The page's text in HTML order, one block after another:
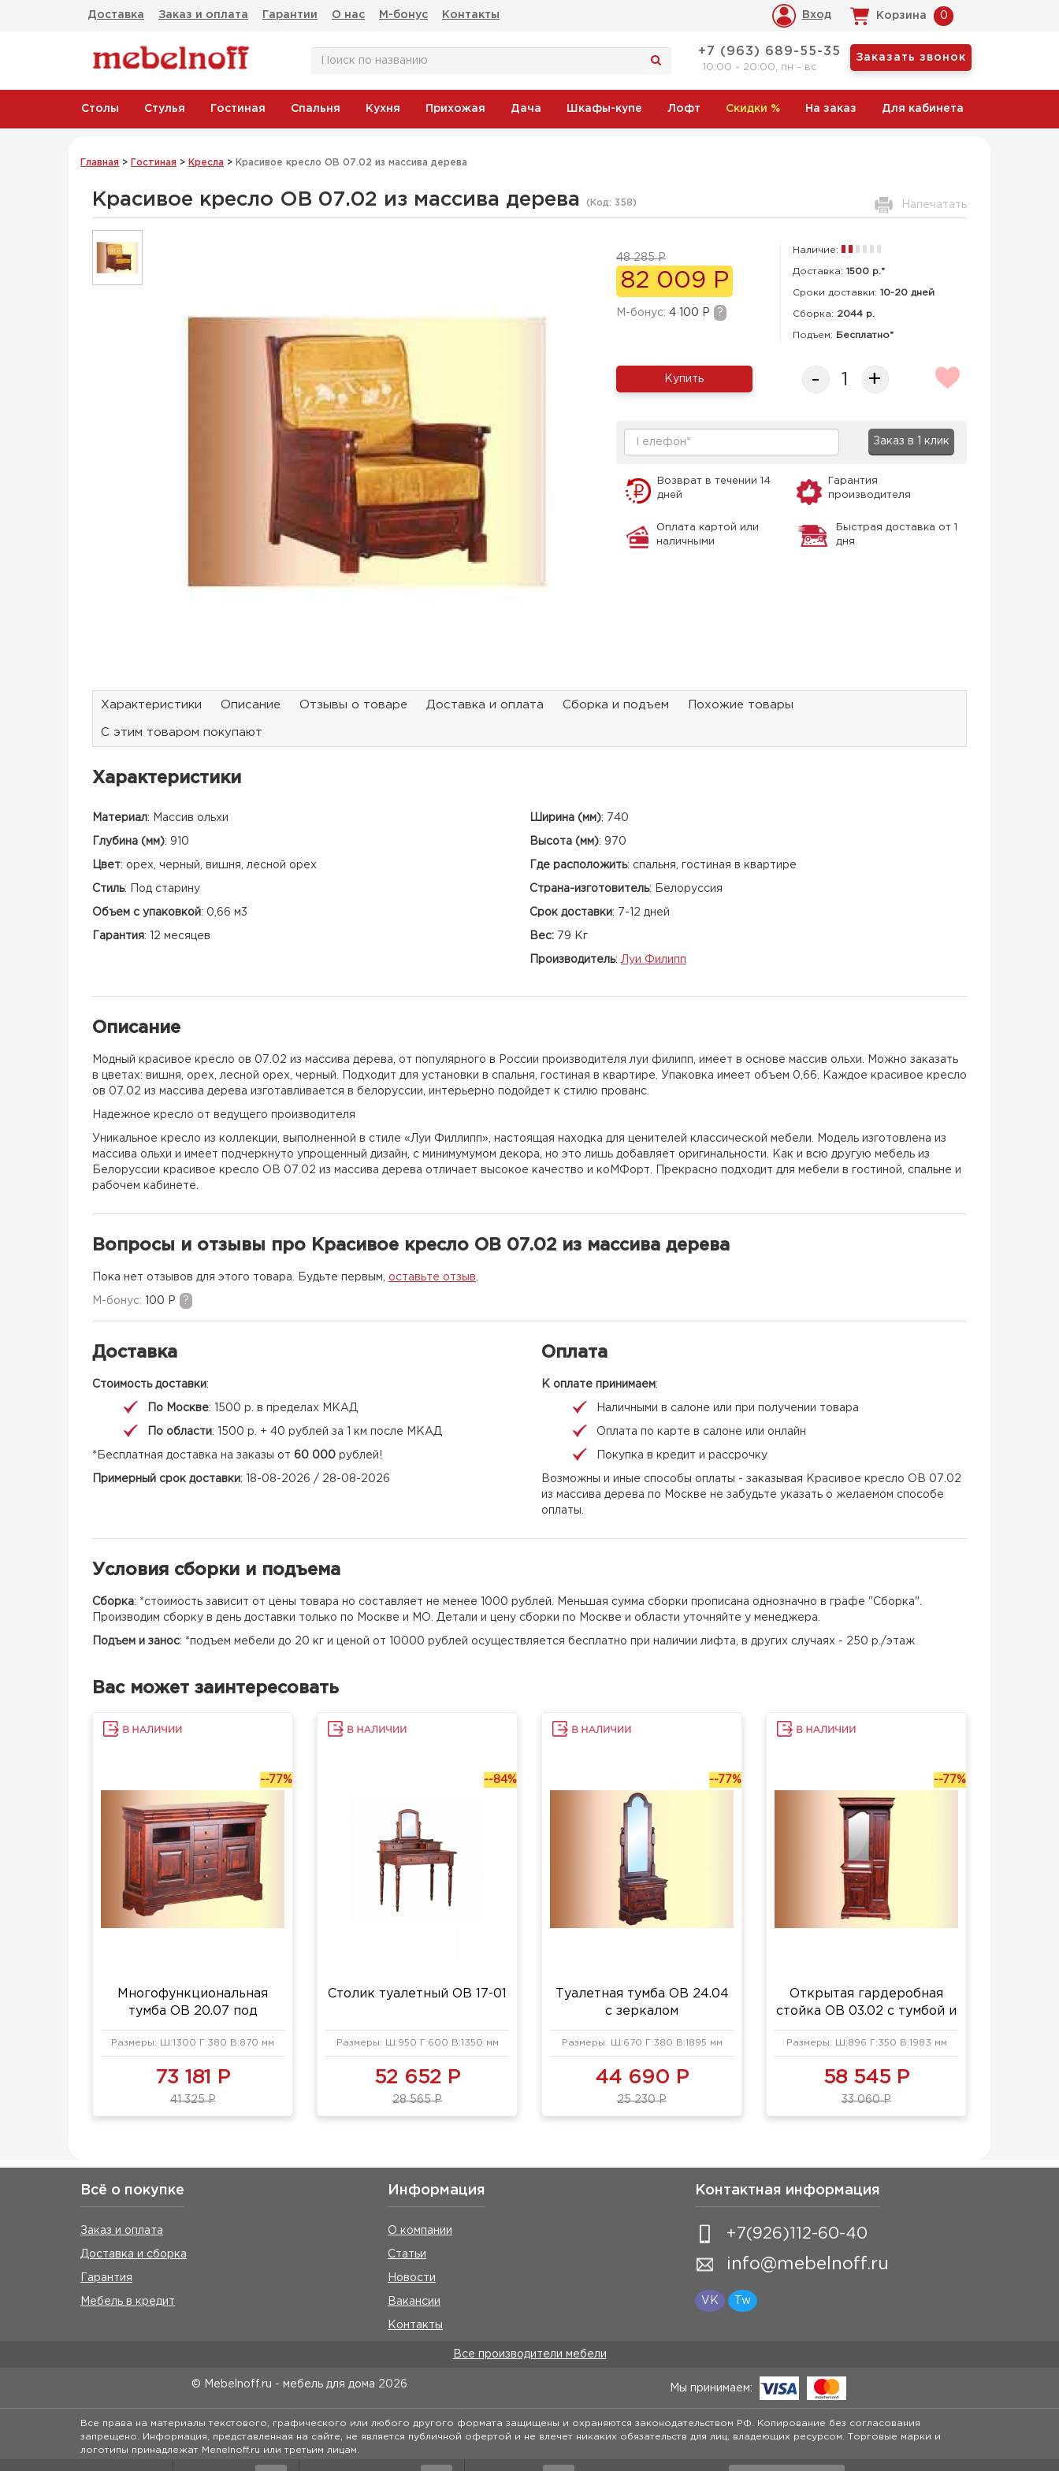
Доставка Заказ и оплата Гарантии О нас М-бонус Контакты Вход Корзина 0
+7 (963) 689-55-35
10:00 - 20:00, пн - вс
Заказать звонок
Столы Стулья Гостиная Спальня Кухня Прихожая Дача Шкафы-купе Лофт Скидки % На заказ Для кабинета
Главная > Гостиная > Кресла > Красивое кресло ОВ 07.02 из массива дерева
Красивое кресло ОВ 07.02 из массива дерева (Код: 358) Напечатать
48 285 Р
82 009 Р
M-бонус: 4 100 Р ?
Наличие:
Доставка: 1500 р.*
Сроки доставки: 10-20 дней
Сборка: 2044 р.
Подъем: Бесплатно*
Купить - +
Заказ в 1 клик
Возврат в течении 14
дней
Гарантия
производителя
Оплата картой или
наличными
Быстрая доставка от 1
дня
Характеристики Описание Отзывы о товаре Доставка и оплата Сборка и подъем Похожие товары
С этим товаром покупают
Характеристики
Материал: Массив ольхи Ширина (мм): 740
Глубина (мм): 910 Высота (мм): 970
Цвет: орех, черный, вишня, лесной орех Где расположить: спальня, гостиная в квартире
Стиль: Под старину Страна-изготовитель: Белоруссия
Объем с упаковкой: 0,66 м3 Срок доставки: 7-12 дней
Гарантия: 12 месяцев Вес: 79 Кг
Производитель: Луи Филипп
Описание
Модный красивое кресло ов 07.02 из массива дерева, от популярного в России производителя луи филипп, имеет в основе массив ольхи. Можно заказать
в цветах: вишня, орех, лесной орех, черный. Подходит для установки в спальня, гостиная в квартире. Упаковка имеет объем 0,66. Каждое красивое кресло
ов 07.02 из массива дерева изготавливается в белоруссии, интерьерно подойдет к стилю прованс.
Надежное кресло от ведущего производителя
Уникальное кресло из коллекции, выполненной в стиле «Луи Филлипп», настоящая находка для ценителей классической мебели. Модель изготовлена из
массива ольхи и имеет подчеркнуто упрощенный дизайн, с минимумумом декора, но это лишь добавляет оригинальности. Как и всю другую мебель из
Белоруссии красивое кресло ОВ 07.02 из массива дерева отличает высокое качество и коМФорт. Прекрасно подходит для мебели в гостиной, спальне и
рабочем кабинете.
Вопросы и отзывы про Красивое кресло ОВ 07.02 из массива дерева
Пока нет отзывов для этого товара. Будьте первым, оставьте отзыв
M-бонус: 100 Р ?
Доставка
Стоимость доставки:
По Москве: 1500 р. в пределах МКАД
По области: 1500 р. + 40 рублей за 1 км после МКАД
*Бесплатная доставка на заказы от 60 000 рублей!
Примерный срок доставки: 18-08-2026 / 28-08-2026
Оплата
К оплате принимаем:
Наличными в салоне или при получении товара
Оплата по карте в салоне или онлайн
Покупка в кредит и рассрочку
Возможны и иные способы оплаты - заказывая Красивое кресло ОВ 07.02
из массива дерева по Москве не забудьте указать о желаемом способе
оплаты.
Условия сборки и подъема
Сборка: *стоимость зависит от цены товара но составляет не менее 1000 рублей. Меньшая сумма сборки прописана однозначно в графе "Сборка".
Производим сборку в день доставки только по Москве и МО. Детали и цену сборки по Москве и области уточняйте у менеджера.
Подъем и занос: *подъем мебели до 20 кг и ценой от 10000 рублей осуществляется бесплатно при наличии лифта, в других случаях - 250 р./этаж
Вас может заинтересовать
--77%
Многофункциональная
тумба ОВ 20.07 под
телевизор
Размеры: Ш:1300 Г:380 В:870 мм
73 181 Р
41 325 Р
--84%
Столик туалетный ОВ 17-01
Размеры: Ш:950 Г:600 В:1350 мм
52 652 Р
28 565 Р
--77%
Туалетная тумба ОВ 24.04
с зеркалом
Размеры: Ш:670 Г:380 В:1895 мм
44 690 Р
25 230 Р
--77%
Открытая гардеробная
стойка ОВ 03.02 с тумбой и
зеркалом
Размеры: Ш:896 Г:350 В:1983 мм
58 545 Р
33 060 Р
Всё о покупке
Заказ и оплата
Доставка и сборка
Гарантия
Мебель в кредит
Информация
О компании
Статьи
Новости
Вакансии
Контакты
Контактная информация
+7(926)112-60-40
info@mebelnoff.ru
VK Tw
Все производители мебели
© Mebelnoff.ru - мебель для дома 2026 Мы принимаем:
Все права на материалы текстового, графического или любого другого формата защищены и охраняются законодательством РФ. Копирование без согласования
запрещено. Информация, представленная на сайте, не является публичной офертой и не влечет никаких обязательств для лиц, владеющих ресурсом. Торговые марки и
логотипы принадлежат Menelnoff.ru или третьим лицам.